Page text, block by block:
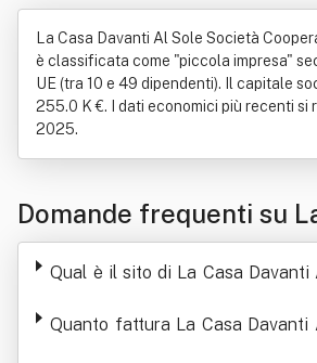
La Casa Davanti Al Sole Società
è classificata come "piccola impresa"
UE (tra 10 e 49 dipendenti). Il capitale
255.0 K €. I dati economici più recenti si
2025.
Domande frequenti su
ti Al Sole Società
Qual è il sito di La Casa Davanti
Quanto fattura La Casa Davanti